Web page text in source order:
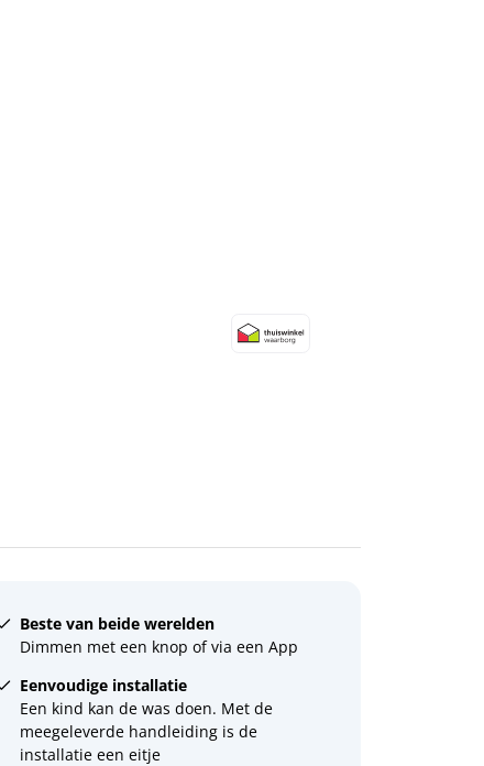
Beste van beide werelden
Dimmen met een knop of via een App
Eenvoudige installatie
Een kind kan de was doen. Met de
meegeleverde handleiding is de
installatie een eitje